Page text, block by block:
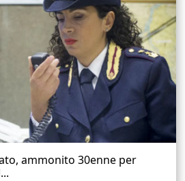
ammonito 30enne per